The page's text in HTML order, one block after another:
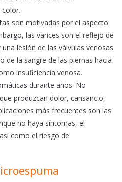
color.
son motivadas por el aspecto
las varices son el reflejo de
lesión de las válvulas venosas
de la sangre de las piernas hacia
insuficiencia venosa.
durante años. No
produzcan dolor, cansancio,
más frecuentes son las
no haya síntomas, el
como el riesgo de